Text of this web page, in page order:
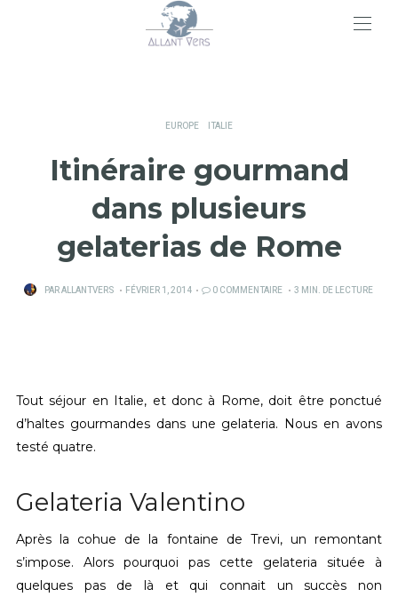
EUROPE ITALIE
Itinéraire gourmand
dans plusieurs
gelaterias de Rome
PARALLANTVERS
PUBLIÉ
FÉVRIER 1, 2014 0 COMMENTAIRE 3 MIN. DE LECTURE
Tout séjour en Italie, et donc à Rome, doit être ponctué
d’haltes gourmandes dans une gelateria. Nous en avons
testé quatre.
Gelateria Valentino
Après la cohue de la fontaine de Trevi, un remontant
s’impose. Alors pourquoi pas cette gelateria située à
quelques pas de là et qui connait un succès non